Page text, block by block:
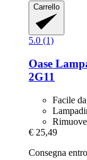
Carrello
5.0 (1)
Oase
2G11
Facile
€ 25,49
Consegna